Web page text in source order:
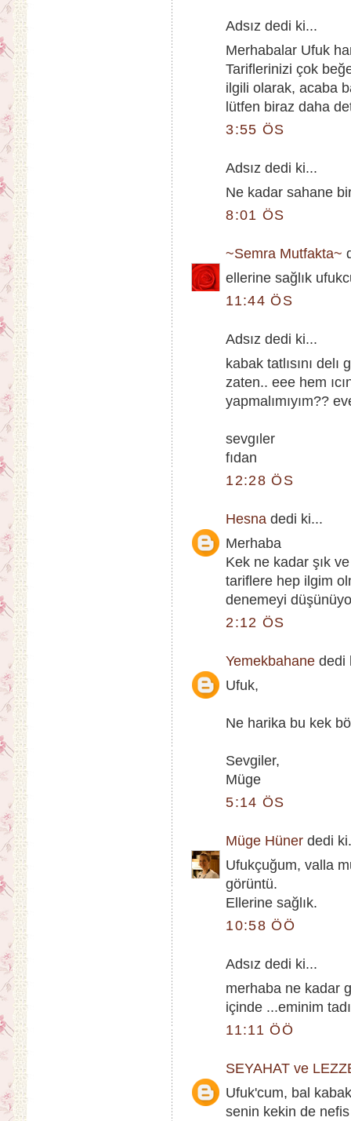
Adsız dedi ki...
Merhabalar Ufuk
Tariflerinizi çok
ilgili olarak, acaba
lütfen biraz daha
3:55 ÖS
Adsız dedi ki...
Ne kadar sahane
8:01 ÖS
~Semra Mutfakta~
ellerine sağlık
11:44 ÖS
Adsız dedi ki...
kabak tatlısını
zaten.. eee hem
yapmalımıyım??
sevgıler
fıdan
12:28 ÖS
Hesna dedi ki...
Merhaba
Kek ne kadar şık
tariflere hep ilgim
denemeyi
2:12 ÖS
Yemekbahane dedi
Ufuk,
Ne harika bu kek
Sevgiler,
Müge
5:14 ÖS
Müge Hüner dedi
Ufukçuğum, valla
görüntü.
Ellerine sağlık.
10:58 ÖÖ
Adsız dedi ki...
merhaba ne kadar
içinde ...eminim
11:11 ÖÖ
SEYAHAT ve
Ufuk'cum, bal
senin kekin de